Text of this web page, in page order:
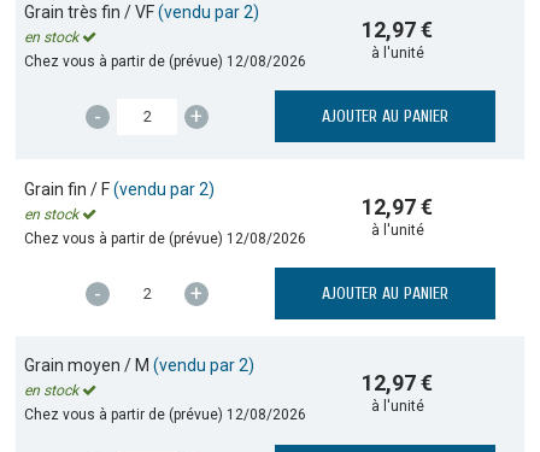
Grain très fin / VF(vendu par 2)
en stock
Chez vous à partir de (prévue) 12/08/2026
12,97 €
à l'unité
- + AJOUTER AU PANIER
Grain fin / F(vendu par 2)
en stock
Chez vous à partir de (prévue) 12/08/2026
12,97 €
à l'unité
- + AJOUTER AU PANIER
Grain moyen / M(vendu par 2)
en stock
Chez vous à partir de (prévue) 12/08/2026
12,97 €
à l'unité